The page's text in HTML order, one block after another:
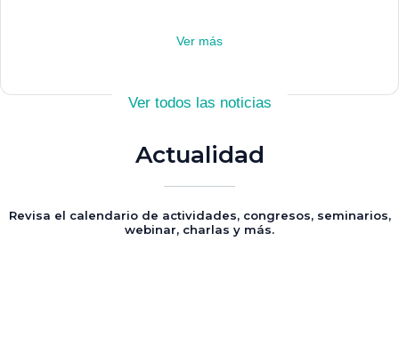
Ver más
Ver todos las noticias
Actualidad
Revisa el calendario de actividades, congresos, seminarios,
webinar, charlas y más.